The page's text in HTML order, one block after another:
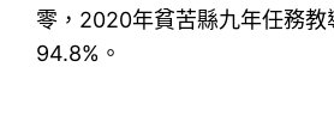
零，2020年貧苦縣九年任務教
94.8%。